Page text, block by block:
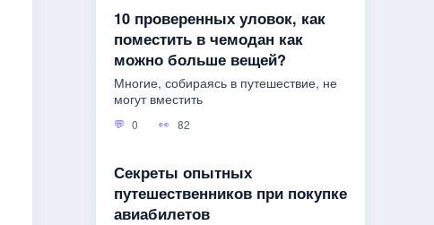
10 проверенных уловок, как
поместить в чемодан как
можно больше вещей?
Многие, собираясь в путешествие, не
могут вместить
0 82
Секреты опытных
путешественников при покупке
авиабилетов